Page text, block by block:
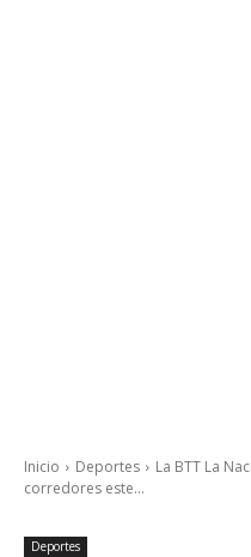
Inicio Deportes
La BTT La
corredores este...
Deportes